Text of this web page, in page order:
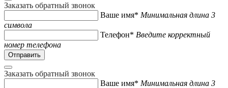
Заказать обратный звонок
Ваше имя* Минимальная длина 3
символа
Телефон* Введите корректный
номер телефона
Заказать обратный звонок
Ваше имя* Минимальная длина 3